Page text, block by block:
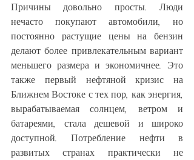
Причины довольно просты. Люди
нечасто покупают автомобили, но
постоянно растущие цены на бензин
делают более привлекательным вариант
меньшего размера и экономичнее. Это
также первый нефтяной кризис на
Ближнем Востоке с тех пор, как энергия,
вырабатываемая солнцем, ветром и
батареями, стала дешевой и широко
доступной. Потребление нефти в
развитых странах практически не